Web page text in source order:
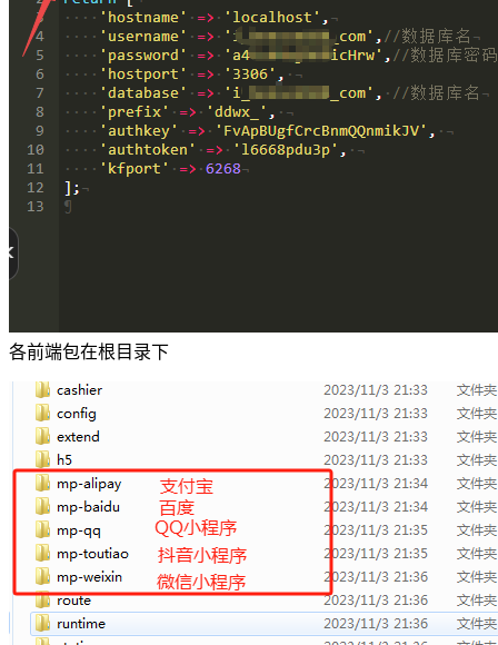
各前端包在根目录下